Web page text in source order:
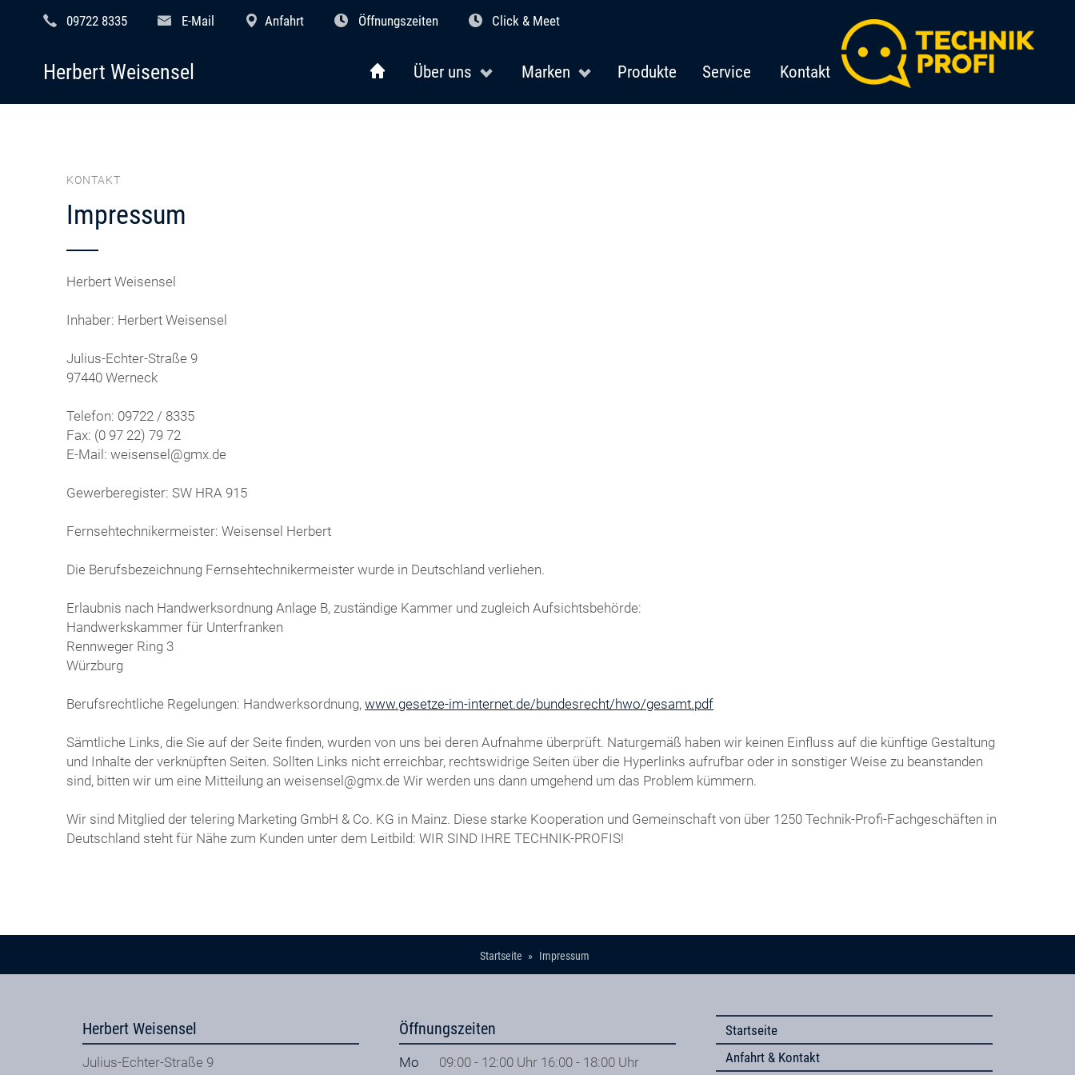
09722 8335 E-Mail Anfahrt Öffnungszeiten Click & Meet
Über uns Marken Produkte Service Kontakt
Herbert Weisensel
KONTAKT
Impressum
Herbert Weisensel
Inhaber: Herbert Weisensel
Julius-Echter-Straße 9
97440 Werneck
Telefon: 09722 / 8335
Fax: (0 97 22) 79 72
E-Mail: weisensel@gmx.de
Gewerberegister: SW HRA 915
Fernsehtechnikermeister: Weisensel Herbert
Die Berufsbezeichnung Fernsehtechnikermeister wurde in Deutschland verliehen.
Erlaubnis nach Handwerksordnung Anlage B, zuständige Kammer und zugleich Aufsichtsbehörde:
Handwerkskammer für Unterfranken
Rennweger Ring 3
Würzburg
Berufsrechtliche Regelungen: Handwerksordnung,www.gesetze-im-internet.de/bundesrecht/hwo/gesamt.pdf
Sämtliche Links, die Sie auf der Seite finden, wurden von uns bei deren Aufnahme überprüft. Naturgemäß haben wir keinen Einfluss auf die künftige Gestaltung
und Inhalte der verknüpften Seiten. Sollten Links nicht erreichbar, rechtswidrige Seiten über die Hyperlinks aufrufbar oder in sonstiger Weise zu beanstanden
sind, bitten wir um eine Mitteilung an weisensel@gmx.de Wir werden uns dann umgehend um das Problem kümmern.
Wir sind Mitglied der telering Marketing GmbH & Co. KG in Mainz. Diese starke Kooperation und Gemeinschaft von über 1250 Technik-Profi-Fachgeschäften in
Deutschland steht für Nähe zum Kunden unter dem Leitbild: WIR SIND IHRE TECHNIK-PROFIS!
Startseite Impressum
Herbert Weisensel
Julius-Echter-Straße 9
Öffnungszeiten
Mo
09:00 - 12:00 Uhr 16:00 - 18:00 Uhr
Startseite
Anfahrt & Kontakt